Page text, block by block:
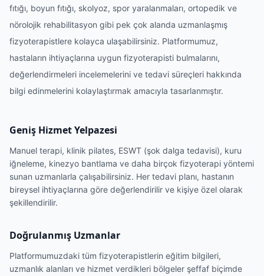
fıtığı, boyun fıtığı, skolyoz, spor yaralanmaları, ortopedik ve
nörolojik rehabilitasyon gibi pek çok alanda uzmanlaşmış
fizyoterapistlere kolayca ulaşabilirsiniz. Platformumuz,
hastaların ihtiyaçlarına uygun fizyoterapisti bulmalarını,
değerlendirmeleri incelemelerini ve tedavi süreçleri hakkında
bilgi edinmelerini kolaylaştırmak amacıyla tasarlanmıştır.
Geniş Hizmet Yelpazesi
Manuel terapi, klinik pilates, ESWT (şok dalga tedavisi), kuru
iğneleme, kinezyo bantlama ve daha birçok fizyoterapi yöntemi
sunan uzmanlarla çalışabilirsiniz. Her tedavi planı, hastanın
bireysel ihtiyaçlarına göre değerlendirilir ve kişiye özel olarak
şekillendirilir.
Doğrulanmış Uzmanlar
Platformumuzdaki tüm fizyoterapistlerin eğitim bilgileri,
uzmanlık alanları ve hizmet verdikleri bölgeler şeffaf biçimde